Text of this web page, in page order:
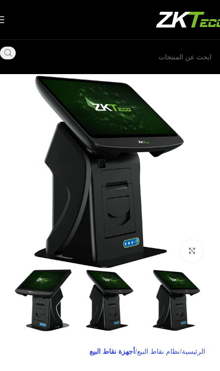
Click to enlarge
الرئيسية نظام نقاط البيع أجهزة نقاط البيع